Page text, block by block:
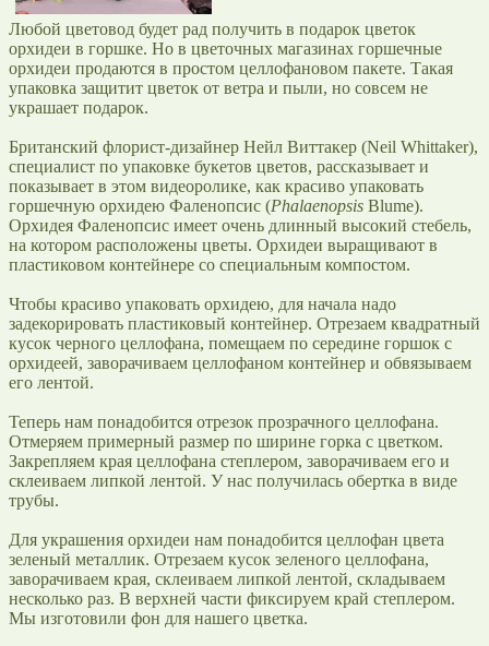
Любой цветовод будет рад получить в подарок цветок
орхидеи в горшке. Но в цветочных магазинах горшечные
орхидеи продаются в простом целлофановом пакете. Такая
упаковка защитит цветок от ветра и пыли, но совсем не
украшает подарок.
Британский флорист-дизайнер Нейл Виттакер (Neil Whittaker),
специалист по упаковке букетов цветов, рассказывает и
показывает в этом видеоролике, как красиво упаковать
горшечную орхидею Фаленопсис (Phalaenopsis Blume).
Орхидея Фаленопсис имеет очень длинный высокий стебель,
на котором расположены цветы. Орхидеи выращивают в
пластиковом контейнере со специальным компостом.
Чтобы красиво упаковать орхидею, для начала надо
задекорировать пластиковый контейнер. Отрезаем квадратный
кусок черного целлофана, помещаем по середине горшок с
орхидеей, заворачиваем целлофаном контейнер и обвязываем
его лентой.
Теперь нам понадобится отрезок прозрачного целлофана.
Отмеряем примерный размер по ширине горка с цветком.
Закрепляем края целлофана степлером, заворачиваем его и
склеиваем липкой лентой. У нас получилась обертка в виде
трубы.
Для украшения орхидеи нам понадобится целлофан цвета
зеленый металлик. Отрезаем кусок зеленого целлофана,
заворачиваем края, склеиваем липкой лентой, складываем
несколько раз. В верхней части фиксируем край степлером.
Мы изготовили фон для нашего цветка.